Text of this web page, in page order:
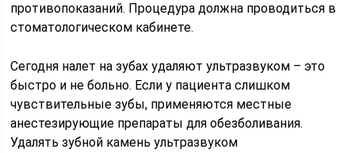
противопоказаний. Процедура должна проводиться в
стоматологическом кабинете.
Сегодня налет на зубах удаляют ультразвуком – это
быстро и не больно. Если у пациента слишком
чувствительные зубы, применяются местные
анестезирующие препараты для обезболивания.
Удалять зубной камень ультразвуком